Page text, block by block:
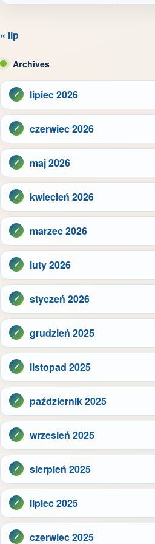
« lip
Archives
lipiec 2026
czerwiec 2026
maj 2026
kwiecień 2026
marzec 2026
luty 2026
styczeń 2026
grudzień 2025
listopad 2025
październik 2025
wrzesień 2025
sierpień 2025
lipiec 2025
czerwiec 2025